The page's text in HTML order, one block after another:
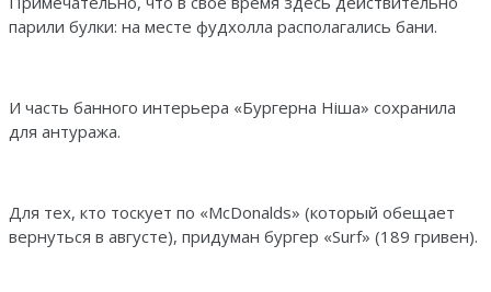
парили булки: на месте фудхолла располагались бани.
И часть банного интерьера «Бургерна Нiша» сохранила
для антуража.
Для тех, кто тоскует по «McDonalds» (который обещает
вернуться в августе), придуман бургер «Surf» (189 гривен).